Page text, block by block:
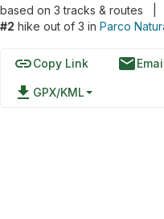
based on 3tracks & routes
#2 hike out of 3 in Parco
linkCopy Link email
file_download GPX/KML